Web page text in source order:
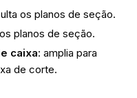
os planos de seção.
planos de seção.
caixa: amplia para
de corte.